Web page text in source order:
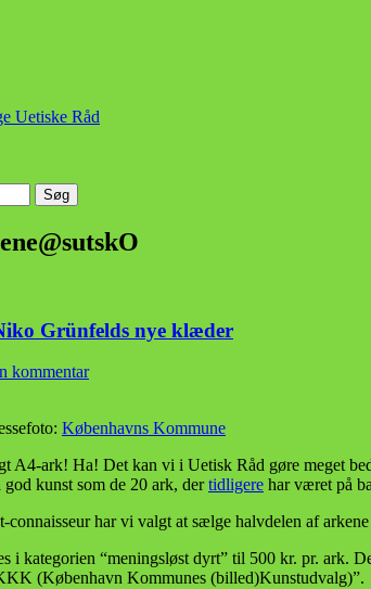
Uetiske Råd
Grünfelds nye klæder
kommentar
Københavns Kommune
A4-ark! Ha! Det kan vi i Uetisk Råd gøre meget
kunst som de 20 ark, dertidligere har været på
connaisseur har vi valgt at sælge halvdelen af
i kategorien “meningsløst dyrt” til 500 kr. pr. ark.
(København Kommunes (billed)Kunstudvalg)”.